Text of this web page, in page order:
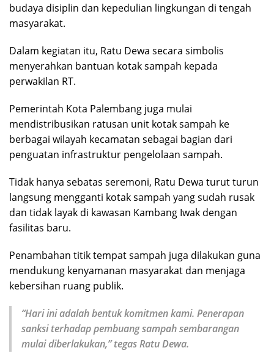
budaya disiplin dan kepedulian lingkungan di tengah
masyarakat.
Dalam kegiatan itu, Ratu Dewa secara simbolis
menyerahkan bantuan kotak sampah kepada
perwakilan RT.
Pemerintah Kota Palembang juga mulai
mendistribusikan ratusan unit kotak sampah ke
berbagai wilayah kecamatan sebagai bagian dari
penguatan infrastruktur pengelolaan sampah.
Tidak hanya sebatas seremoni, Ratu Dewa turut turun
langsung mengganti kotak sampah yang sudah rusak
dan tidak layak di kawasan Kambang Iwak dengan
fasilitas baru.
Penambahan titik tempat sampah juga dilakukan guna
mendukung kenyamanan masyarakat dan menjaga
kebersihan ruang publik.
“Hari ini adalah bentuk komitmen kami. Penerapan
sanksi terhadap pembuang sampah sembarangan
mulai diberlakukan,” tegas Ratu Dewa.